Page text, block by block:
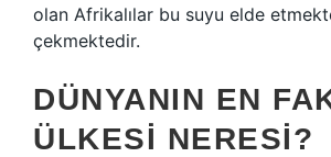
olan Afrikalılar bu suyu elde
çekmektedir.
DÜNYANIN EN
ÜLKESI NERESI?